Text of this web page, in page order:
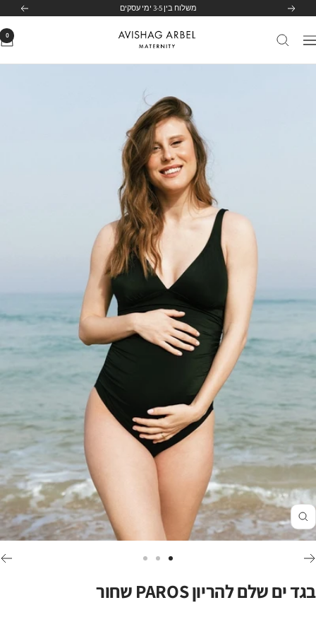
הקודם משלוח בין 3-5 ימי עסקים הבא
ניווט
Avishag
0
זום
לשקופית
1
לשקופית
2
לשקופית
3
בגד ים שלם להריון PAROS שחור